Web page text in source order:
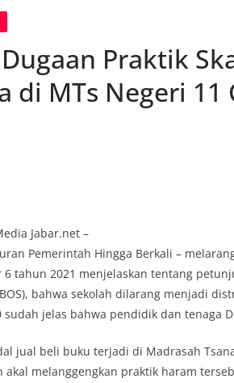
Praktik
di MTs Negeri 11
Jabar.net –
Pemerintah Hingga Berkali –
tahun 2021 menjelaskan tentang
bahwa sekolah dilarang menjadi
sudah jelas bahwa pendidik dan tenaga
jual beli buku terjadi di Madrasah
akal melanggengkan praktik haram